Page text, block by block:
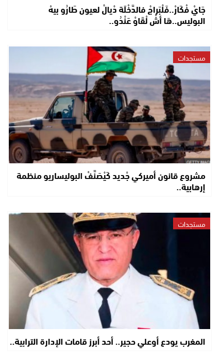
جَايْ فْكَارْ..فَلْبَراجْ فالدَّخْلَة دْيالْ لعيون طَارُو بيهْ
البوليس..هَا أشْ لْقَاوْ عَنْدُو..
مستجدات
مشروع قانون أميركي جْديد كَيْصَنَّفْ البوليساريو منظمة
إرهابية..
مستجدات
المغرب يودع أوعلي حجير.. أحد أبرز قامات الإدارة الترابية..